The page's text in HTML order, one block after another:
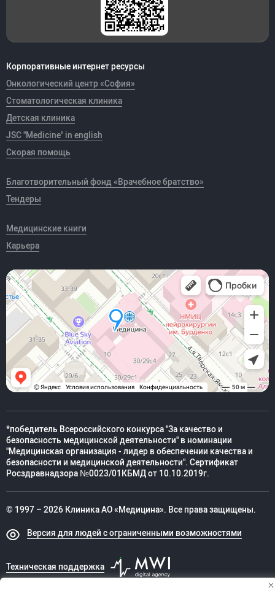
Корпоративные интернет ресурсы
Онкологический центр «София»
Стоматологическая клиника
Детская клиника
JSC "Medicine" in english
Скорая помощь
Благотворительный фонд «Врачебное братство»
Тендеры
Медицинские книги
Карьера
*победитель Всероссийского конкурса "За качество и
безопасность медицинской деятельности" в номинации
"Медицинская организация - лидер в обеспечении качества и
безопасности и медицинской деятельности". Сертификат
Росздравнадзора №0023/01КБМД от 10.10.2019г.
© 1997 – 2026 Клиника АО «Медицина». Все права защищены.
Версия для людей с ограниченными возможностями
Техническая поддержка